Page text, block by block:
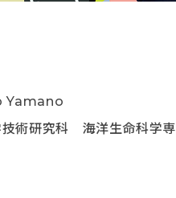
Yamano
術研究科 海洋生命科学専